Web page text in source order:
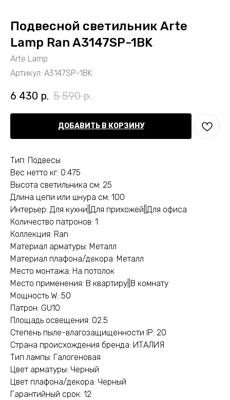
Подвесной светильник Arte
Lamp Ran A3147SP-1BK
Arte Lamp
Артикул: A3147SP-1BK
6 430 р. 5 590 р.
ДОБАВИТЬ В КОРЗИНУ
Тип: Подвесы
Вес нетто кг: 0.475
Высота светильника см: 25
Длина цепи или шнура см: 100
Интерьер: Для кухни||Для прихожей||Для офиса
Количество патронов: 1
Коллекция: Ran
Материал арматуры: Металл
Материал плафона/декора: Металл
Место монтажа: На потолок
Место применения: В квартиру||В комнату
Мощность W: 50
Патрон: GU10
Площадь освещения: 02.5
Степень пыле-влагозащищенности IP: 20
Страна происхождения бренда: ИТАЛИЯ
Тип лампы: Галогеновая
Цвет арматуры: Черный
Цвет плафона/декора: Черный
Гарантийный срок: 12